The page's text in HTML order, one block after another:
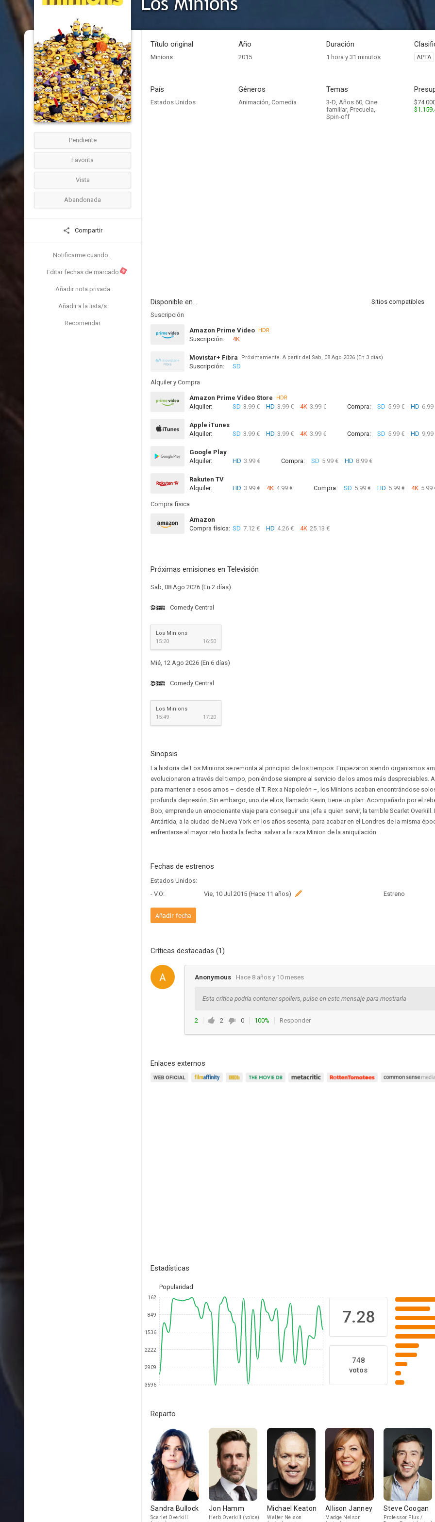
Pendiente
Favorita
Vista
Abandonada
Compartir
Notificarme cuando...
Editar fechas de marcado N
Añadir nota privada
Añadir a la lista/s
Recomendar
Título original
Minions
Año
2015
Duración
1 hora y 31 minutos APTA
País
Estados Unidos
Géneros
Animación, Comedia
Temas
3-D, Años 60, Cine
familiar, Precuela,
Spin-off
Disponible en...
Sitios compatibles
Suscripción
Amazon Prime Video HDR
Suscripción: 4K
Movistar+ Fibra Próximamente. A partir del Sab, 08 Ago 2026 (En 3 días)
Suscripción: SD
Alquiler y Compra
Amazon Prime Video Store HDR
Alquiler: SD 3.99 € HD 3.99 € 4K 3.99 € Compra: SD 5.99 € HD
Apple iTunes
Alquiler:
SD 3.99 € HD 3.99 € 4K 3.99 € Compra: SD 5.99 € HD
Google Play
Alquiler:
HD 3.99 € Compra: SD 5.99 € HD 8.99 €
Rakuten TV
Alquiler:
HD 3.99 € 4K 4.99 € Compra: SD 5.99 € HD 5.99 € 4K 5.99
Compra física
Amazon
Compra física: SD 7.12 € HD 4.26 € 4K 25.13 €
Próximas emisiones en Televisión
Sab, 08 Ago 2026 (En 2 días)
Comedy Central
Los Minions
15:20
16:50
Mié, 12 Ago 2026 (En 6 días)
Comedy Central
Los Minions
15:49
17:20
Sinopsis
La historia de Los Minions se remonta al principio de los tiempos. Empezaron siendo organismos
evolucionaron a través del tiempo, poniéndose siempre al servicio de los amos más despreciables.
para mantener a esos amos – desde el T. Rex a Napoleón –, los Minions acaban encontrándose
profunda depresión. Sin embargo, uno de ellos, llamado Kevin, tiene un plan. Acompañado por el
Bob, emprende un emocionante viaje para conseguir una jefa a quien servir, la terrible Scarlet Overkill.
Antártida, a la ciudad de Nueva York en los años sesenta, para acabar en el Londres de la misma
enfrentarse al mayor reto hasta la fecha: salvar a la raza Minion de la aniquilación.
Fechas de estrenos
Estados Unidos:
- V.O:
Vie, 10 Jul 2015 (Hace 11 años) Estreno
Añadir fecha
Críticas destacadas (1)
Anonymous Hace 8 años y 10 meses
Esta crítica podría contener spoilers, pulse en este mensaje para mostrarla
2 2 0 100% Responder
Enlaces externos
Estadísticas
Popularidad
162
849
1536
2222
2909
3596
7.28
748
votos
Reparto
Sandra Bullock
Scarlet Overkill
Jon Hamm
Herb Overkill (voice)
Michael Keaton
Walter Nelson
Allison Janney
Madge Nelson
Steve Coogan
Professor Flux /